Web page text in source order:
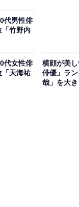
代男性俳
「竹野内
代女性俳
「天海祐
横顔が美
俳優」ラ
哉」を大